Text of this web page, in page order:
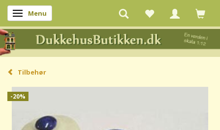
Skifte navigation
Menu
Tilbehør
-20%